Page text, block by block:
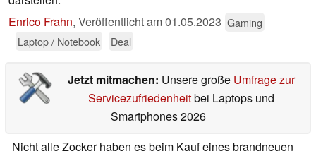
Enrico Frahn, Veröffentlicht am01.05.2023 Gaming
Laptop / Notebook
Deal
Jetzt mitmachen: Unsere große Umfrage zur
Servicezufriedenheitbei Laptops und
Smartphones 2026
Nicht alle Zocker haben es beim Kauf eines brandneuen